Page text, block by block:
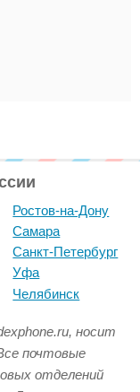
Ростов-на-Дону
Самара
Санкт-Петербург
Уфа
Челябинск
носит
почтовые
отделений